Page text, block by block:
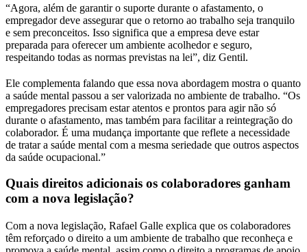
“Agora, além de garantir o suporte durante o afastamento, o
empregador deve assegurar que o retorno ao trabalho seja tranquilo
e sem preconceitos. Isso significa que a empresa deve estar
preparada para oferecer um ambiente acolhedor e seguro,
respeitando todas as normas previstas na lei”, diz Gentil.
Ele complementa falando que essa nova abordagem mostra o quanto
a saúde mental passou a ser valorizada no ambiente de trabalho. “Os
empregadores precisam estar atentos e prontos para agir não só
durante o afastamento, mas também para facilitar a reintegração do
colaborador. É uma mudança importante que reflete a necessidade
de tratar a saúde mental com a mesma seriedade que outros aspectos
da saúde ocupacional.”
Quais direitos adicionais os colaboradores ganham
com a nova legislação?
Com a nova legislação, Rafael Galle explica que os colaboradores
têm reforçado o direito a um ambiente de trabalho que reconheça e